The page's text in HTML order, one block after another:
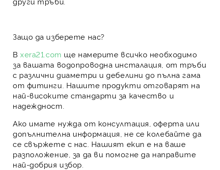
Защо да изберете нас?
Вxera21.com ще намерите всичко необходимо
за вашата водопроводна инсталация, от тръби
с различни диаметри и дебелини до пълна гама
от фитинги . Нашите продукти отговарят на
най-високите стандарти за качество и
надеждност.
Ако имате нужда от консултация оферта или
допълнителна информация, не се колебайте да
се свържете с нас. Нашият екип е на ваше
разположение, за да ви помогне да направите
най-добрия избор.